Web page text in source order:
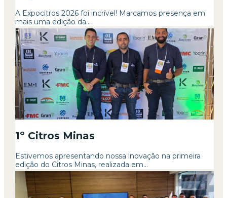
A Expocitros 2026 foi incrível! Marcamos presença em
mais uma edição da...
1º Citros Minas
Estivemos apresentando nossa inovação na primeira
edição do Citros Minas, realizada em...